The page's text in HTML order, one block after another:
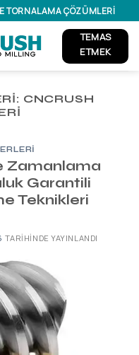
TORNALAMA ÇÖZÜMLERI
TEMAS
ETMEK
CNCRUSH
Zamanlama
Garantili
Teknikleri
TARIHINDE YAYINLANDI